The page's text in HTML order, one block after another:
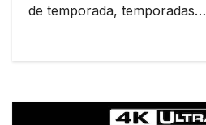
de temporada, temporadas…